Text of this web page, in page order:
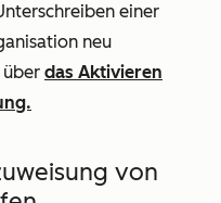
einer
neu
über das Aktivieren
von